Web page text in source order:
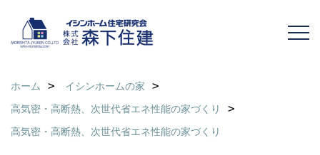
ホーム
イシンホームの家
高気密・高断熱、次世代省エネ性能の家づくり
高気密・高断熱、次世代省エネ性能の家づくり